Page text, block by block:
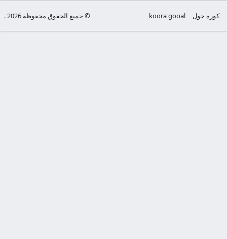
كوره جول koora gooal © جميع الحقوق محفوظة 2026 .